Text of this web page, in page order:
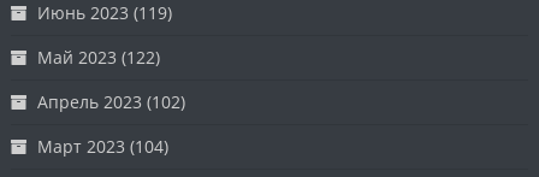
Июнь 2023 (119)
Май 2023 (122)
Апрель 2023 (102)
Март 2023 (104)